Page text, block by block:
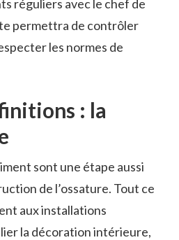
réguliers avec le chef de
permettra de contrôler
les normes de
: la
sont une étape aussi
de l’ossature. Tout ce
aux installations
la décoration intérieure,